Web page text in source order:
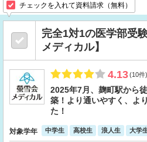
チェックを入れて資料請求（無料）
完全1対1の医学部受
メディカル】
4.13(10件)
2025年7月、麹町駅から
築！より通いやすく、よ
た！
対象学年 中学生 高校生 浪人生 大学